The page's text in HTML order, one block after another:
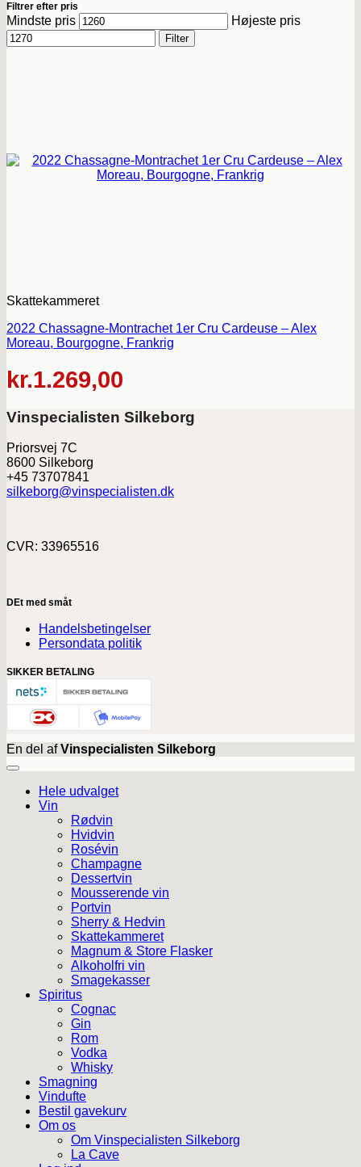
Filtrer efter pris
Mindste pris Højeste pris
Filter
Skattekammeret
2022 Chassagne-Montrachet 1er Cru Cardeuse – Alex
Moreau, Bourgogne, Frankrig
kr.1.269,00
Vinspecialisten Silkeborg
Priorsvej 7C
8600 Silkeborg
+45 73707841
silkeborg@vinspecialisten.dk
CVR: 33965516
DEt med småt
Handelsbetingelser
Persondata politik
SIKKER BETALING
En del afVinspecialisten Silkeborg
Hele udvalget
Vin
Rødvin
Hvidvin
Rosévin
Champagne
Dessertvin
Mousserende vin
Portvin
Sherry & Hedvin
Skattekammeret
Magnum & Store Flasker
Alkoholfri vin
Smagekasser
Spiritus
Cognac
Gin
Rom
Vodka
Whisky
Smagning
Vindufte
Bestil gavekurv
Om os
Om Vinspecialisten Silkeborg
La Cave